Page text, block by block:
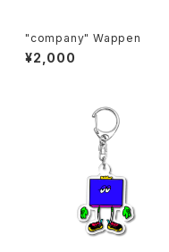
"company" Wappen
¥2,000